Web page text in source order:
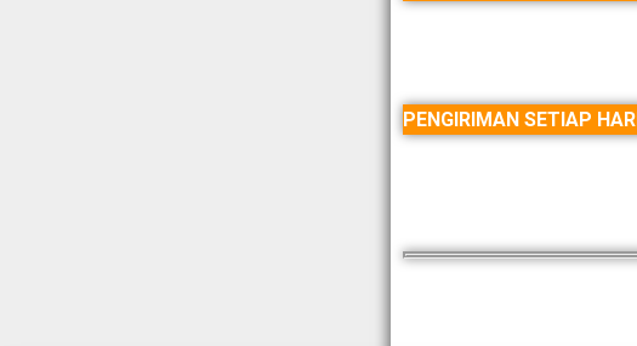
PENGIRIMAN SETIAP HARI